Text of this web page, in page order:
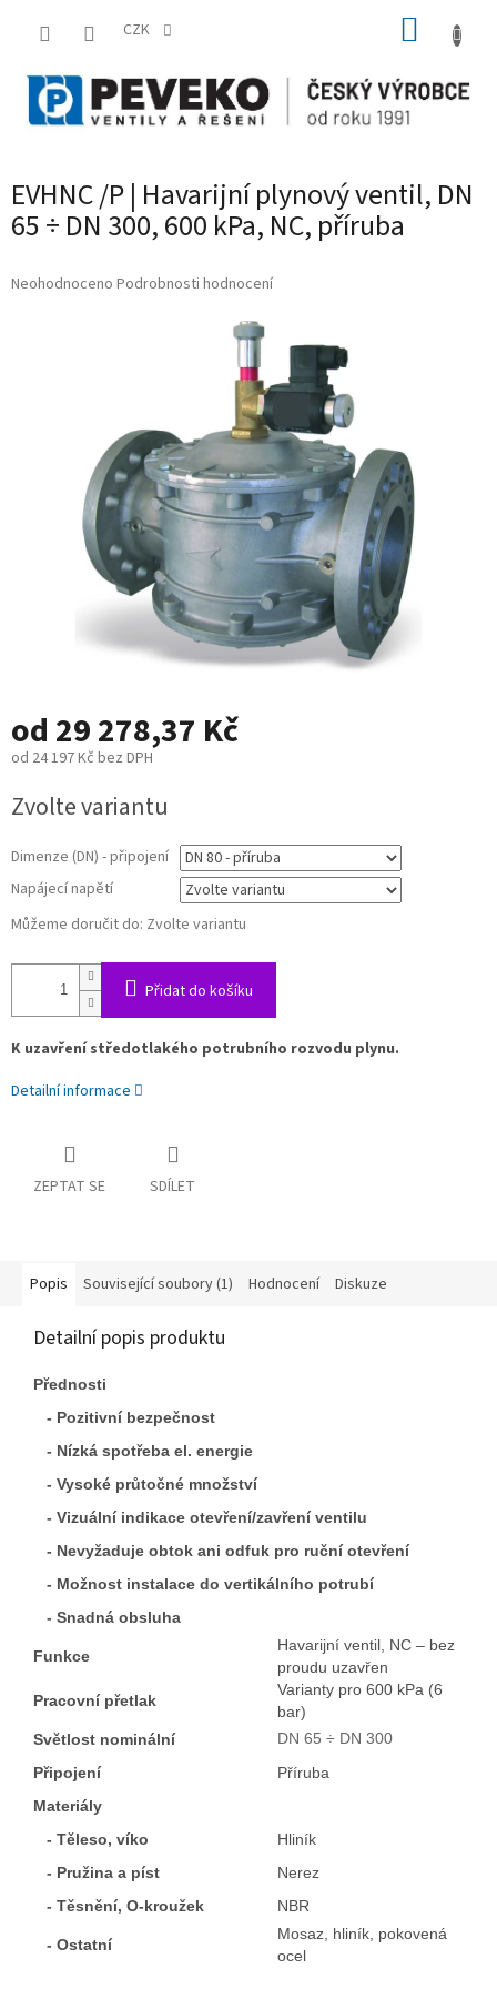
CZK
EVHNC /P | Havarijní plynový ventil, DN
65 ÷ DN 300, 600 kPa, NC, příruba
Průměrné
Neohodnoceno Podrobnosti hodnocení
od 29 278,37 Kč
od 24 197 Kč bez DPH
cena:
Zvolte variantu
Dimenze (DN) - připojení
Napájecí napětí
Můžeme doručit do: Zvolte variantu
Přidat do košíku
K uzavření středotlakého potrubního rozvodu plynu.
Detailní informace
ZEPTAT SE SDÍLET
Popis Související soubory (1) Hodnocení Diskuze
Detailní popis produktu
Přednosti
- Pozitivní bezpečnost
- Nízká spotřeba el. energie
- Vysoké průtočné množství
- Vizuální indikace otevření/zavření ventilu
- Nevyžaduje obtok ani odfuk pro ruční otevření
- Možnost instalace do vertikálního potrubí
- Snadná obsluha
Funkce
Havarijní ventil, NC – bez
proudu uzavřen
Pracovní přetlak
Varianty pro 600 kPa (6
bar)
Světlost nominální
DN 65 ÷ DN 300
Připojení
Příruba
Materiály
- Těleso, víko
Hliník
- Pružina a píst
Nerez
- Těsnění, O-kroužek
NBR
- Ostatní
Mosaz, hliník, pokovená
ocel